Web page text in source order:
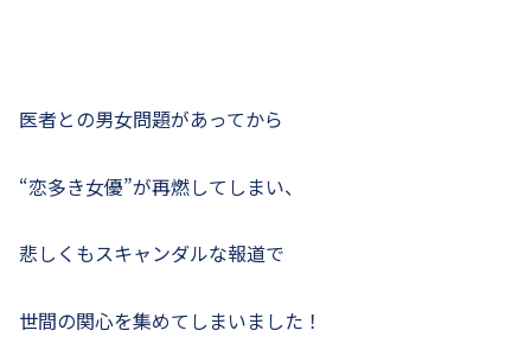
医者との男女問題があってから
“恋多き女優”が再燃してしまい、
悲しくもスキャンダルな報道で
世間の関心を集めてしまいました！